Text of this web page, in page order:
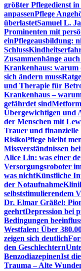
größter Pflegedienst
anpassenPflege
überlastetSamuel L.
Prominenten mit
einPflegeausbildung:
Schluss
Zusammenhänge
Krankenhaus: warum
sich ändern muss
und Therapie für
Krankenhaus –
gefährdet sind
Übergewichtigen und
der Menschen mit
Trauer und finanzielle
RisikoPflege bleibt
Missverständnissen
Alice Lin: was einer
Versorgungsroboter
was nichtKünstliche
der Notaufnahme
selbststimulierendem
Dr. Elmar Gräßel:
geehrtDepression bei
Bedingungen
Westfalen: Über
zeigen sich deutlich
den Geschlechtern
BenzodiazepinenIst
Trauma – Alte